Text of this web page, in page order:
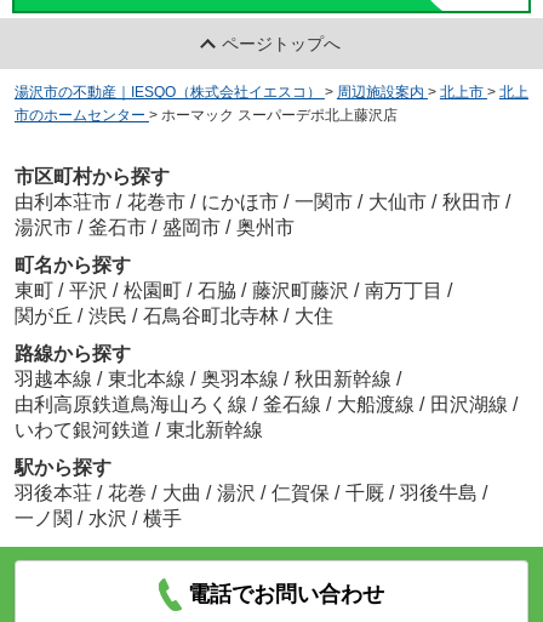
ページトップへ
湯沢市の不動産｜IESQO（株式会社イエスコ） > 周辺施設案内 > 北上市 > 北上
市のホームセンター > ホーマック スーパーデポ北上藤沢店
市区町村から探す
由利本荘市 / 花巻市 / にかほ市 / 一関市 / 大仙市 / 秋田市 /
湯沢市 / 釜石市 / 盛岡市 / 奥州市
町名から探す
東町 / 平沢 / 松園町 / 石脇 / 藤沢町藤沢 / 南万丁目 /
関が丘 / 渋民 / 石鳥谷町北寺林 / 大住
路線から探す
羽越本線 / 東北本線 / 奥羽本線 / 秋田新幹線 /
由利高原鉄道鳥海山ろく線 / 釜石線 / 大船渡線 / 田沢湖線 /
いわて銀河鉄道 / 東北新幹線
駅から探す
羽後本荘 / 花巻 / 大曲 / 湯沢 / 仁賀保 / 千厩 / 羽後牛島 /
一ノ関 / 水沢 / 横手
電話でお問い合わせ